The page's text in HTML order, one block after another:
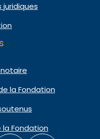
juridiques
la Fondation
la Fondation